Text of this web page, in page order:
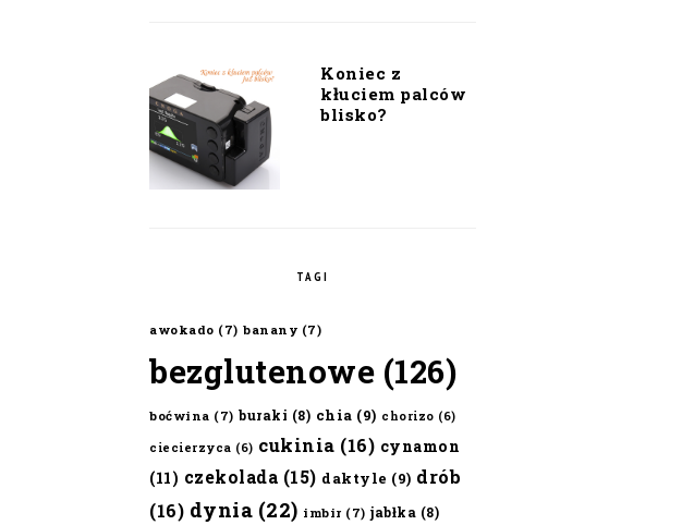
Koniec z
kłuciem palców
blisko?
TAGI
awokado (7) banany (7)
bezglutenowe (126)
boćwina (7) buraki (8) chia (9) chorizo (6)
ciecierzyca (6) cukinia (16) cynamon
(11) czekolada (15) daktyle (9) drób
(16) dynia (22) imbir (7) jabłka (8)